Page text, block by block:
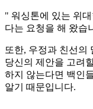
" 워싱톤에 있는 위
다는 요청을 해 왔습
또한, 우정과 친선의
당신의 제안을 고려
하지 않는다면 백인
알기 때문입니다.